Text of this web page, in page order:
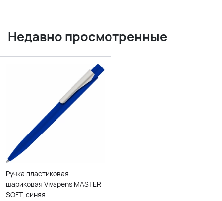
Недавно просмотренные
Ручка пластиковая
шариковая Vivapens MASTER
SOFT, синяя